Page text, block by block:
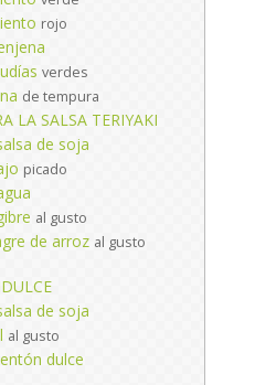
rojo
verdes
de tempura
LA SALSA TERIYAKI
de soja
picado
al gusto
de arroz al gusto
de soja
al gusto
dulce